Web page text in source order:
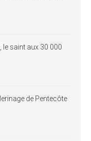
le saint aux 30 000
de Pentecôte